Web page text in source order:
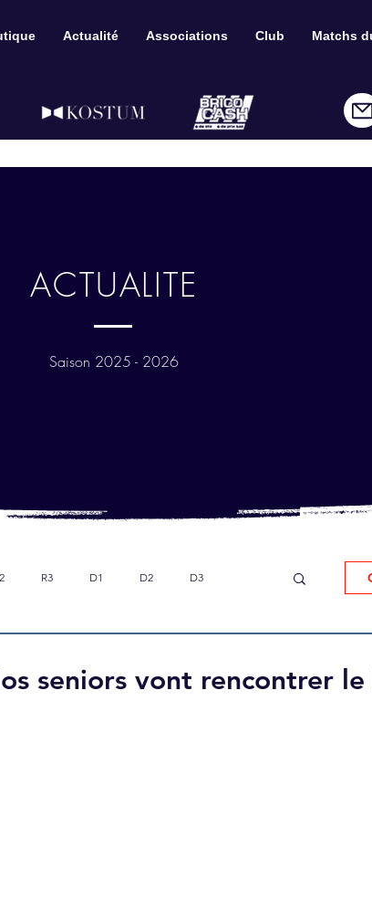
Actualité Associations Club Matchs
ACTUALITE
Saison 2025 - 2026
R3 D1 D2 D3
seniors vont rencontrer le